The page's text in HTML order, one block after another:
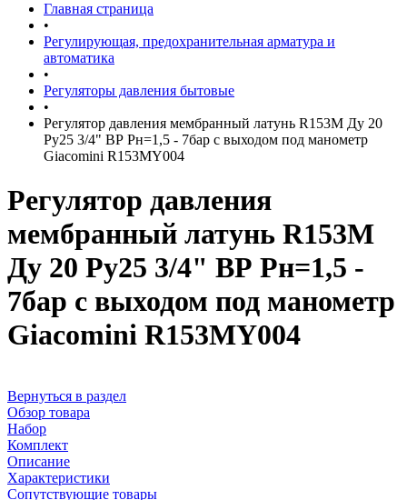
Главная страница
•
Регулирующая, предохранительная арматура и
автоматика
•
Регуляторы давления бытовые
•
Регулятор давления мембранный латунь R153M Ду 20
Ру25 3/4" ВР Рн=1,5 - 7бар с выходом под манометр
Giacomini R153MY004
Регулятор давления
мембранный латунь R153M
Ду 20 Ру25 3/4" ВР Рн=1,5 -
7бар с выходом под манометр
Giacomini R153MY004
Вернуться в раздел
Обзор товара
Набор
Комплект
Описание
Характеристики
Сопутствующие товары